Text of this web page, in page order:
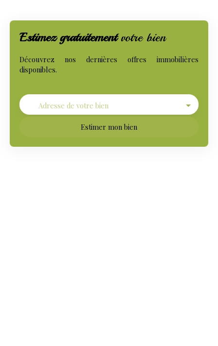
Estimez gratuitementvotre bien
Découvrez nos dernières offres immobilières
disponibles.
Adresse de votre bien
Estimer mon bien